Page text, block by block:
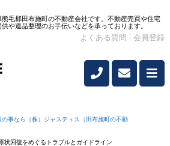
毛郡田布施町の不動産会社です。不動産売買や住宅
や遺品整理のお手伝いなどを承っております。
よくある質問 会員登録
事なら（株）ジャスティス（田布施町の不動
状回復をめぐるトラブルとガイドライン